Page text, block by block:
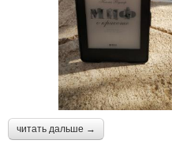
читать дальше →